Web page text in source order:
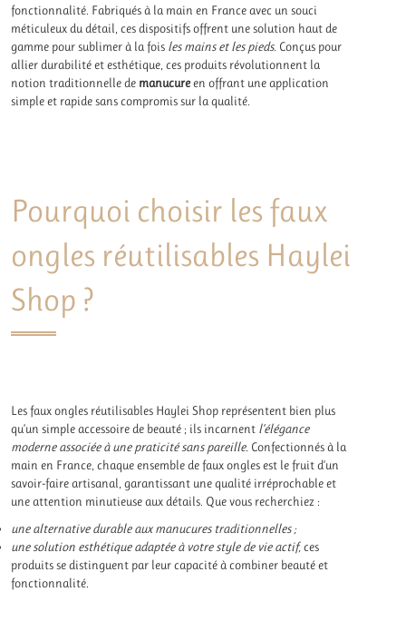
fonctionnalité. Fabriqués à la main en France avec un souci
méticuleux du détail, ces dispositifs offrent une solution haut de
gamme pour sublimer à la fois les mains et les pieds. Conçus pour
allier durabilité et esthétique, ces produits révolutionnent la
notion traditionnelle de manucureen offrant une application
simple et rapide sans compromis sur la qualité.
Pourquoi choisir les faux
ongles réutilisables Haylei
Shop ?
Les faux ongles réutilisables Haylei Shop représentent bien plus
qu’un simple accessoire de beauté ; ils incarnent l’élégance
moderne associée à une praticité sans pareille. Confectionnés à la
main en France, chaque ensemble de faux ongles est le fruit d’un
savoir-faire artisanal, garantissant une qualité irréprochable et
une attention minutieuse aux détails. Que vous recherchiez :
une alternative durable aux manucures traditionnelles ;
une solution esthétique adaptée à votre style de vie actif,ces
produits se distinguent par leur capacité à combiner beauté et
fonctionnalité.